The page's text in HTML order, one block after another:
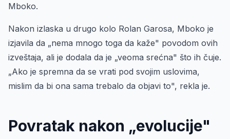
Mboko.
Nakon izlaska u drugo kolo Rolan Garosa, Mboko je
izjavila da „nema mnogo toga da kaže" povodom ovih
izveštaja, ali je dodala da je „veoma srećna" što ih čuje.
„Ako je spremna da se vrati pod svojim uslovima,
mislim da bi ona sama trebalo da objavi to", rekla je.
Povratak nakon „evolucije"